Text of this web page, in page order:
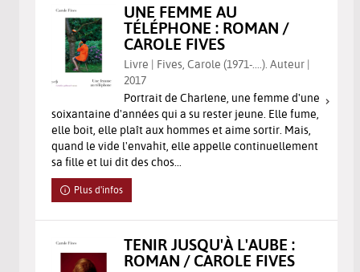
UNE FEMME AU
TÉLÉPHONE : ROMAN /
CAROLE FIVES
Livre | Fives, Carole (1971-....). Auteur |
2017
Portrait de Charlene, une femme d'une
soixantaine d'années qui a su rester jeune. Elle fume,
elle boit, elle plaît aux hommes et aime sortir. Mais,
quand le vide l'envahit, elle appelle continuellement
sa fille et lui dit des chos...
Plus d'infos
TENIR JUSQU'À L'AUBE :
ROMAN / CAROLE FIVES